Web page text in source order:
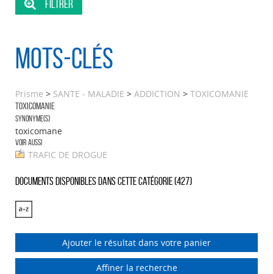
Mots-clés
Prisme > SANTE - MALADIE > ADDICTION > TOXICOMANIE
TOXICOMANIE
Synonyme(s)
toxicomane
Voir aussi
TRAFIC DE DROGUE
Documents disponibles dans cette catégorie (427)
Ajouter le résultat dans votre panier
Affiner la recherche